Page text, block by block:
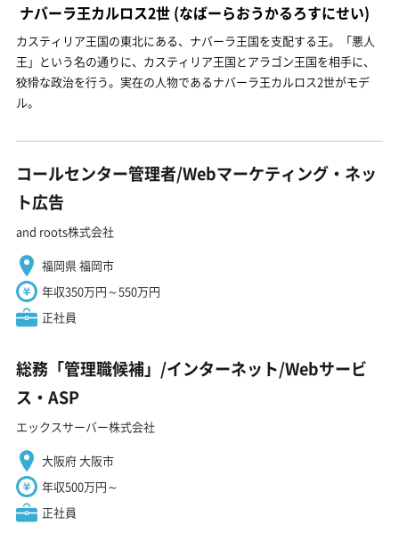
ナバーラ王カルロス2世 (なばーらおうかるろすにせい)
カスティリア王国の東北にある、ナバーラ王国を支配する王。「悪人
王」という名の通りに、カスティリア王国とアラゴン王国を相手に、
狡猾な政治を行う。実在の人物であるナバーラ王カルロス2世がモデ
ル。
コールセンター管理者/Webマーケティング・ネッ
ト広告
and roots株式会社
福岡県 福岡市
年収350万円～550万円
正社員
総務「管理職候補」/インターネット/Webサービ
ス・ASP
エックスサーバー株式会社
大阪府 大阪市
年収500万円～
正社員